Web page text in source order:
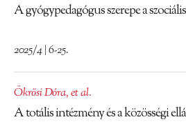
A gyógypedagógus szerepe a
2025/4 | 6-25.
Ökrösi Dóra,et al.
A totális intézmény és a közösségi